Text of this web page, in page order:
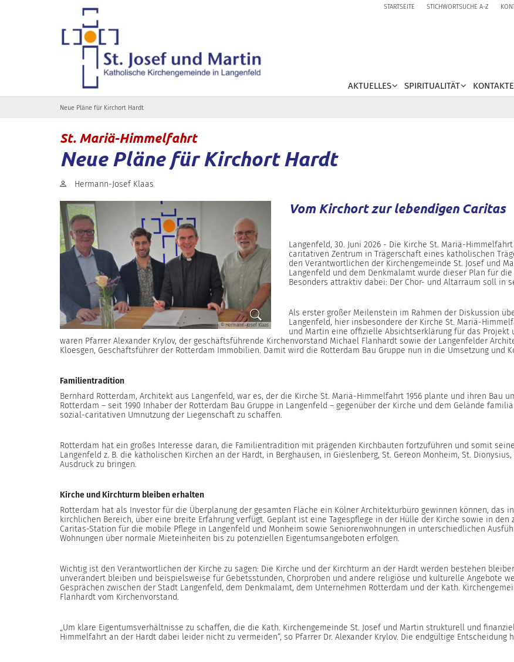
STARTSEITE STICHWORTSUCHE A-Z
AKTUELLES SPIRITUALITÄT KONTAKTE
Neue Pläne für Kirchort Hardt
St. Mariä-Himmelfahrt:
Neue Pläne für Kirchort Hardt
Von: Hermann-Josef Klaas
© Hermann-Josef Klaas
Vom Kirchort zur lebendigen Caritas
Langenfeld, 30. Juni 2026 - Die Kirche St. Mariä-
caritativen Zentrum in Trägerschaft eines katholischen
den Verantwortlichen der Kirchengemeinde St. Josef und
Langenfeld und dem Denkmalamt wurde dieser Plan für
Besonders attraktiv dabei: Der Chor- und Altarraum soll in
Als erster großer Meilenstein im Rahmen der Diskussion
Langenfeld, hier insbesondere der Kirche St. Mariä-
und Martin eine offizielle Absichtserklärung für das Projekt
waren Pfarrer Alexander Krylov, der geschäftsführende Kirchenvorstand Michael Flanhardt sowie der Langenfelder
Kloesgen, Geschäftsführer der Rotterdam Immobilien. Damit wird die Rotterdam Bau Gruppe nun in die Umsetzung und
Familientradition
Bernhard Rotterdam, Architekt aus Langenfeld, war es, der die Kirche St. Mariä-Himmelfahrt 1956 plante und ihren Bau
Rotterdam – seit 1990 Inhaber der Rotterdam Bau Gruppe in Langenfeld – gegenüber der Kirche und dem Gelände
sozial-caritativen Umnutzung der Liegenschaft zu schaffen.
Rotterdam hat ein großes Interesse daran, die Familientradition mit prägenden Kirchbauten fortzuführen und somit
Langenfeld z. B. die katholischen Kirchen an der Hardt, in Berghausen, in Gieslenberg, St. Gereon Monheim, St.
Ausdruck zu bringen.
Kirche und Kirchturm bleiben erhalten
Rotterdam hat als Investor für die Überplanung der gesamten Fläche ein Kölner Architekturbüro gewinnen können, das
kirchlichen Bereich, über eine breite Erfahrung verfügt. Geplant ist eine Tagespflege in der Hülle der Kirche sowie in
Caritas-Station für die mobile Pflege in Langenfeld und Monheim sowie Seniorenwohnungen in unterschiedlichen
Wohnungen über normale Mieteinheiten bis zu potenziellen Eigentumsangeboten erfolgen.
Wichtig ist den Verantwortlichen der Kirche zu sagen: Die Kirche und der Kirchturm an der Hardt werden bestehen
unverändert bleiben und beispielsweise für Gebetsstunden, Chorproben und andere religiöse und kulturelle Angebote
Gesprächen zwischen der Stadt Langenfeld, dem Denkmalamt, dem Unternehmen Rotterdam und der Kath.
Flanhardt vom Kirchenvorstand.
„Um klare Eigentumsverhältnisse zu schaffen, die die Kath. Kirchengemeinde St. Josef und Martin strukturell und
Himmelfahrt an der Hardt dabei leider nicht zu vermeiden“, so Pfarrer Dr. Alexander Krylov. Die endgültige Entscheidung